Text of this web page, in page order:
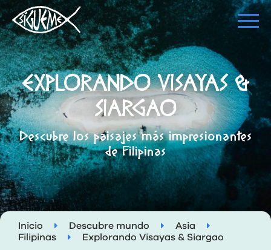
EXPLORANDO VISAYAS &
SIARGAO
Descubre los paisajes más impresionantes
de Filipinas
Inicio Descubre mundo
Asia
Filipinas
Explorando Visayas & Siargao